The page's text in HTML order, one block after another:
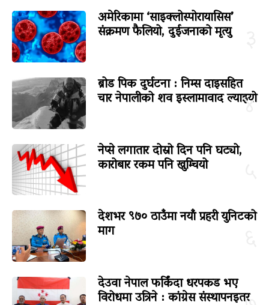
अमेरिकामा ‘साइक्लोस्पोरायासिस’
संक्रमण फैलियो, दुईजनाको मृत्यु
४
ब्रोड पिक दुर्घटना : निम्स दाइसहित
चार नेपालीको शव इस्लामावाद ल्याइयो
नेप्से लगातार दोस्रो दिन पनि घट्यो,
कारोबार रकम पनि खुम्चियो
देशभर ९७० ठाउँमा नयाँ प्रहरी युनिटको
माग
देउवा नेपाल फर्किंदा धरपकड भए
विरोधमा उत्रिने : कांग्रेस संस्थापनइतर